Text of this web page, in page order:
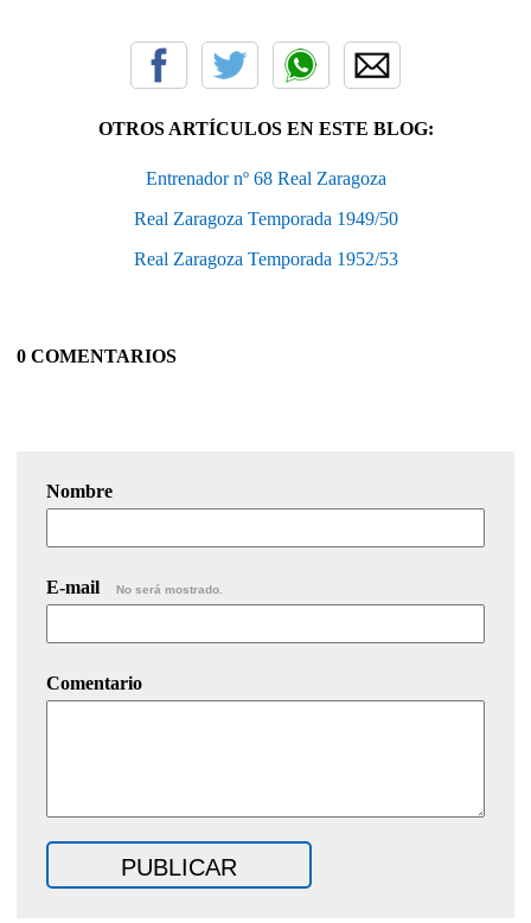
OTROS ARTÍCULOS EN ESTE BLOG:
Entrenador nº 68 Real Zaragoza
Real Zaragoza Temporada 1949/50
Real Zaragoza Temporada 1952/53
0 COMENTARIOS
Nombre
E-mail No será mostrado.
Comentario